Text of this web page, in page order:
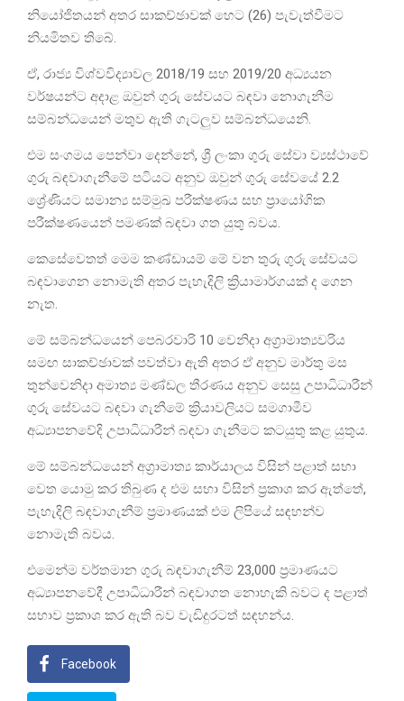
නියෝජිතයන් අතර සාකච්ඡාවක් හෙට (26) පැවැත්වීමට
නියමිතව තිබේ.
ඒ, රාජ්‍ය විශ්වවිද්‍යාවල 2018/19 සහ 2019/20 අධ්‍යයන
වර්ෂයන්ට අදාළ ඔවුන් ගුරු සේවයට බඳවා නොගැනීම
සම්බන්ධයෙන් මතුව ඇති ගැටලුව සම්බන්ධයෙනි.
එම සංගමය පෙන්වා දෙන්නේ, ශ්‍රී ලංකා ගුරු සේවා ව්‍යස්ථාවේ
ගුරු බඳවාගැනීමේ පටියට අනුව ඔවුන් ගුරු සේවයේ 2.2
ශ්‍රේණියට සමාන්‍ය සම්මුඛ පරීක්ෂණය සහ ප්‍රායෝගික
පරීක්ෂණයෙන් පමණක් බඳවා ගත යුතු බවය.
කෙසේවෙතත් මෙම කණ්ඩායම් මේ වන තුරු ගුරු සේවයට
බඳවාගෙන නොමැති අතර පැහැදිලි ක්‍රියාමාර්ගයක් ද ගෙන
නැත.
මේ සම්බන්ධයෙන් පෙබරවාරි 10 වෙනිදා අග්‍රාමාත්‍යවරිය
සමඟ සාකච්ඡාවක් පවත්වා ඇති අතර ඒ අනුව මාර්තු මස
තුන්වෙනිදා අමාත්‍ය මණ්ඩල තීරණය අනුව සෙසු උපාධිධාරීන්
ගුරු සේවයට බඳවා ගැනීමේ ක්‍රියාවලියට සමගාමීව
අධ්‍යාපනවේදි උපාධිධාරීන් බඳවා ගැනීමට කටයුතු කළ යුතුය.
මේ සම්බන්ධයෙන් අග්‍රාමාත්‍ය කාර්යාලය විසින් පළාත් සභා
වෙත යොමු කර තිබුණ ද එම සභා විසින් ප්‍රකාශ කර ඇත්තේ,
පැහැදිලි බඳවාගැනීම් ප්‍රමාණයක් එම ලිපියේ සඳහන්ව
නොමැති බවය.
එමෙන්ම වර්තමාන ගුරු බඳවාගැනීම් 23,000 ප්‍රමාණයට
අධ්‍යාපනවේදී උපාධිධාරීන් බඳවාගත නොහැකි බවට ද පළාත්
සභාව ප්‍රකාශ කර ඇති බව වැඩිදුරටත් සඳහන්ය.
Facebook